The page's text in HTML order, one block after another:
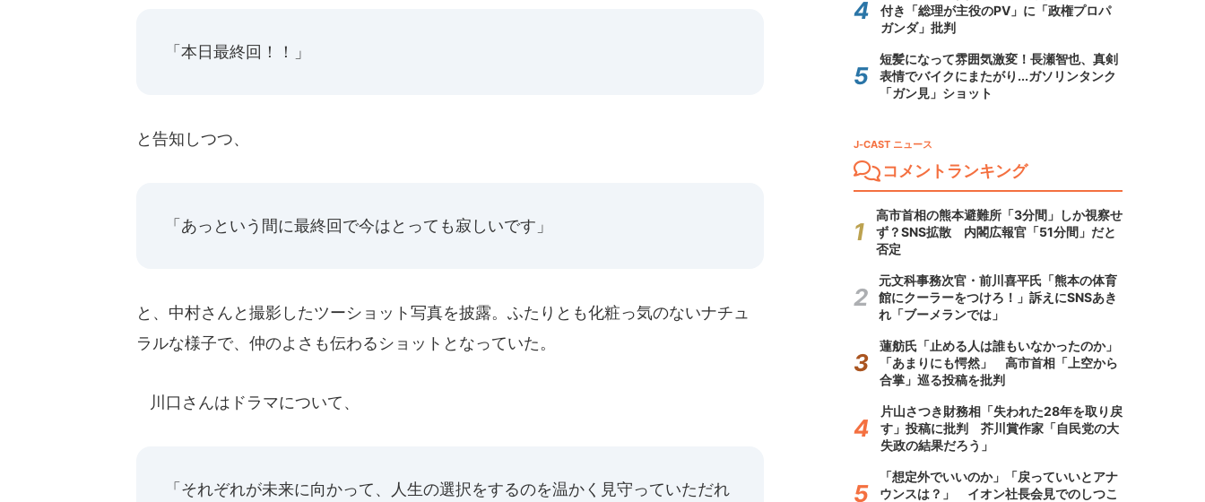
「本日最終回！！」
と告知しつつ、
「あっという間に最終回で今はとっても寂しいです」
と、中村さんと撮影したツーショット写真を披露。ふたりとも化粧っ気のないナチュ
ラルな様子で、仲のよさも伝わるショットとなっていた。
川口さんはドラマについて、
「それぞれが未来に向かって、人生の選択をするのを温かく見守っていただれ
付き「総理が主役のPV」に「政権プロパ
ガンダ」批判
短髪になって雰囲気激変！長瀬智也、真剣
表情でバイクにまたがり...ガソリンタンク
「ガン見」ショット
J-CAST ニュース
コメントランキング
高市首相の熊本避難所「3分間」しか視察せ
ず？SNS拡散 内閣広報官「51分間」だと
否定
元文科事務次官・前川喜平氏「熊本の体育
館にクーラーをつけろ！」訴えにSNSあき
れ「ブーメランでは」
蓮舫氏「止める人は誰もいなかったのか」
「あまりにも愕然」 高市首相「上空から
合掌」巡る投稿を批判
片山さつき財務相「失われた28年を取り戻
す」投稿に批判 芥川賞作家「自民党の大
失政の結果だろう」
「想定外でいいのか」「戻っていいとアナ
ウンスは？」 イオン社長会見でのしつこ